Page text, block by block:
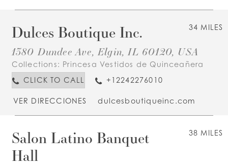
34 MILES
Dulces Boutique Inc.
1380 Dundee Ave, Elgin, IL 60120, USA
Collections: Princesa Vestidos de Quinceañera
CLICK TO CALL
+12242276010
VER DIRECCIONES dulcesboutiqueinc.com
38 MILES
Salon Latino Banquet
Hall